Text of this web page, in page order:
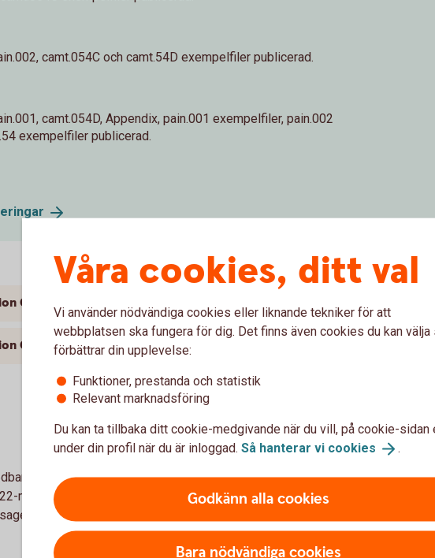
camt.054C och camt.54D exempelfiler publicerad.
camt.054D, Appendix, pain.001 exempelfiler, pain.002
exempelfiler publicerad.
Guidelines ISO20022 1.0
Guidelines ISO20022 2.0 and Swedbank Envelope
och sparbankernas kunder och tjänsteleverantörer
meddelanden är korrekt implementerade enligt
Implementation Guidelines" (MIG).
Våra cookies, ditt val
Vi använder nödvändiga cookies eller liknande tekniker för att
webbplatsen ska fungera för dig. Det finns även cookies du kan välja
förbättrar din upplevelse:
Funktioner, prestanda och statistik
Relevant marknadsföring
Du kan ta tillbaka ditt cookie-medgivande när du vill, på cookie-sidan
under din profil när du är inloggad. Så hanterar vi cookies .
Godkänn alla cookies
Bara nödvändiga cookies